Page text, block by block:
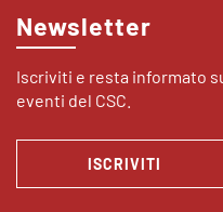
Newsletter
Iscriviti e resta informato
eventi del CSC.
ISCRIVITI